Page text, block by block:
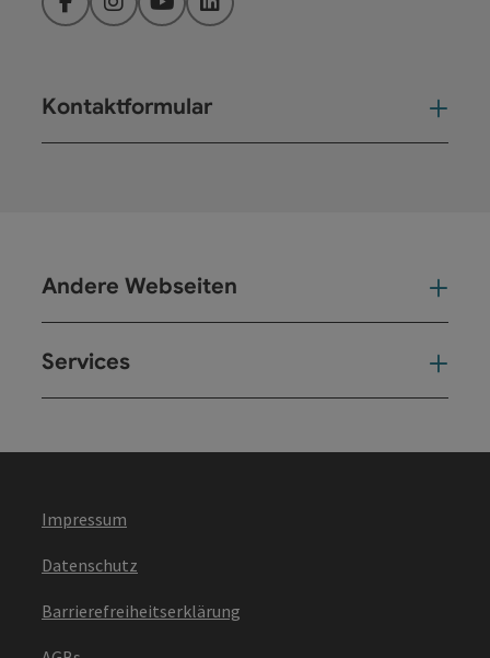
FacebookInstagramYouTubeLinkedIn
Kontaktformular
Andere Webseiten
Services
Impressum
Datenschutz
Barrierefreiheitserklärung